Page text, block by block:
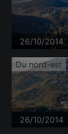
26/10/2014
Du nord-est
26/10/2014